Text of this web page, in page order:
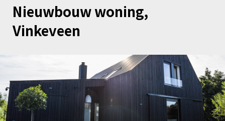
Nieuwbouw woning,
Vinkeveen